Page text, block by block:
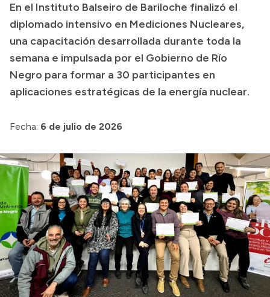
Boletín Oficial
Compras y licitaciones
Consulta de expedientes
Consulta de pago a proveedores
Convocatorias
En el Instituto Balseiro de Bariloche finalizó el
diplomado intensivo en Mediciones Nucleares,
una capacitación desarrollada durante toda la
semana e impulsada por el Gobierno de Río
Negro para formar a 30 participantes en
aplicaciones estratégicas de la energía nuclear.
Fecha: 6 de julio de 2026